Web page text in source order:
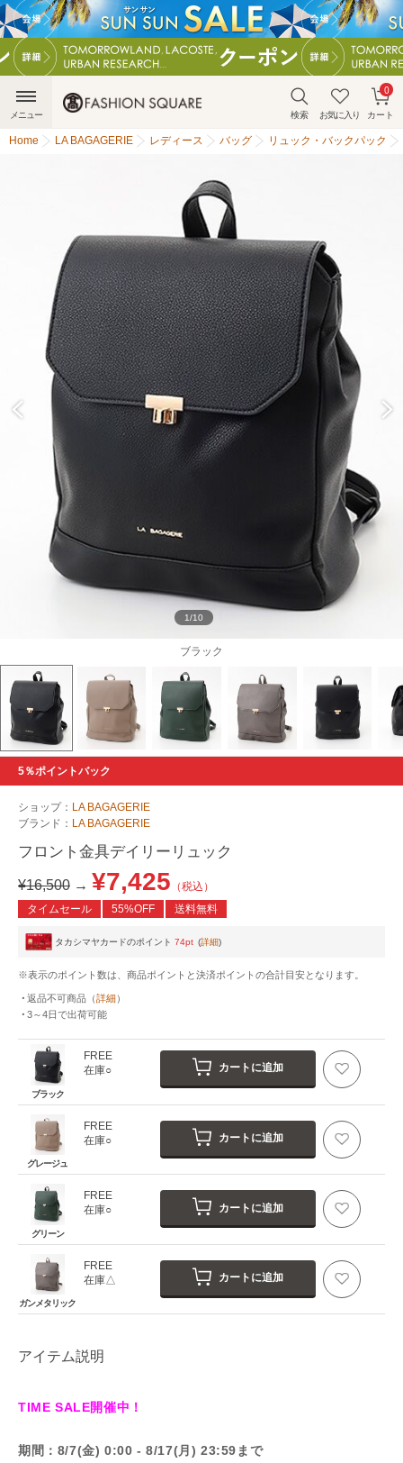
検索 お気に入り カート
0
メニュー
Home LA BAGAGERIE レディース バッグ リュック・バックパック
ブラック
1/10
5％ポイントバック
ショップ： LA BAGAGERIE
ブランド： LA BAGAGERIE
フロント金具デイリーリュック
¥16,500 → ¥7,425 （税込）
タイムセール
55%OFF 送料無料
タカシマヤカードのポイント 74pt (詳細)
※表示のポイント数は、商品ポイントと決済ポイントの合計目安となります。
返品不可商品 （詳細）
3～4日で出荷可能
ブラック
FREE
在庫○
カートに追加
グレージュ
FREE
在庫○
カートに追加
グリーン
FREE
在庫○
カートに追加
ガンメタリック
FREE
在庫△
カートに追加
アイテム説明
TIME SALE開催中！
期間：8/7(金) 0:00 - 8/17(月) 23:59まで